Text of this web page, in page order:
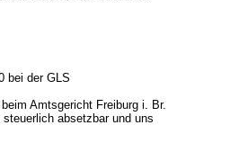
bei der GLS
Amtsgericht Freiburg i. Br.
absetzbar und uns